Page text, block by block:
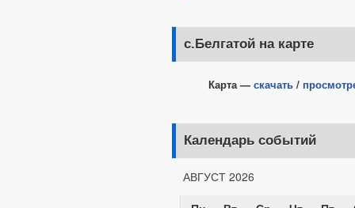
с.Белгатой на карте
Карта — скачать /
Календарь событий
АВГУСТ 2026